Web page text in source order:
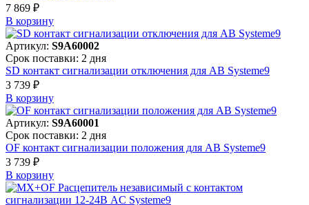
7 869 ₽
В корзинy
Артикул: S9A60002
Срок поставки: 2 дня
SD контакт сигнализации отключения для АВ Systeme9
3 739 ₽
В корзинy
Артикул: S9A60001
Срок поставки: 2 дня
OF контакт сигнализации положения для АВ Systeme9
3 739 ₽
В корзинy